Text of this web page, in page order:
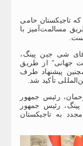
که تاجیکستان حامی
مسالمت‌آمیز با
شی جین پینگ،
جهانی” از طریق
پیشنهاد طرف
تأکید شد.
رئیس جمهور
رئیس جمهور
به تاجیکستان